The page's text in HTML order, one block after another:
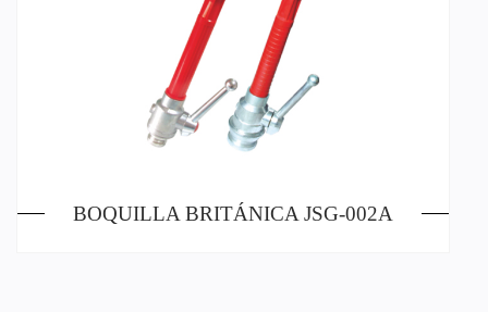
BOQUILLA BRITÁNICA JSG-002A